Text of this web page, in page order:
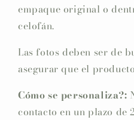
empaque original o
celofán.
Las fotos deben ser de
asegurar que el
Cómo se personaliza?:
contacto en un plazo de